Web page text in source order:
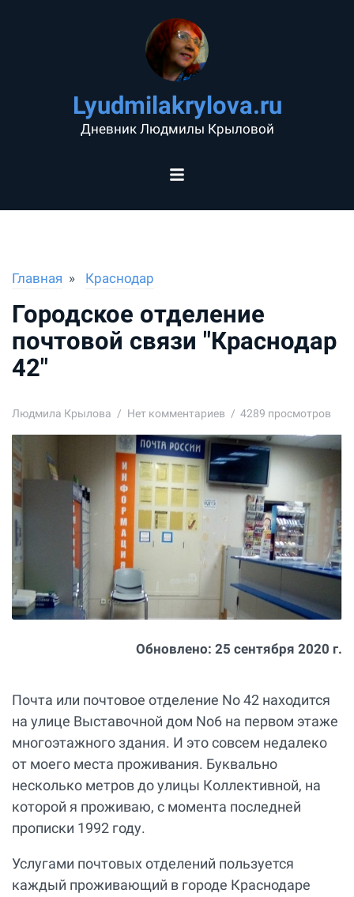
Lyudmilakrylova.ru
Дневник Людмилы Крыловой
Главная Краснодар
Городское отделение
почтовой связи "Краснодар
42"
Людмила Крылова Нет комментариев 4289 просмотров
Обновлено: 25 сентября 2020 г.
Почта или почтовое отделение No 42 находится
на улице Выставочной дом No6 на первом этаже
многоэтажного здания. И это совсем недалеко
от моего места проживания. Буквально
несколько метров до улицы Коллективной, на
которой я проживаю, с момента последней
прописки 1992 году.
Услугами почтовых отделений пользуется
каждый проживающий в городе Краснодаре